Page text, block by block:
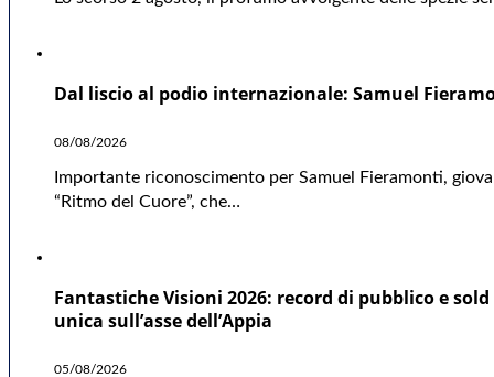
Dal liscio al podio internazionale: Samuel
08/08/2026
Importante riconoscimento per Samuel Fieramonti,
“Ritmo del Cuore”, che…
Fantastiche Visioni 2026: record di pubblico e
unica sull’asse dell’Appia
05/08/2026